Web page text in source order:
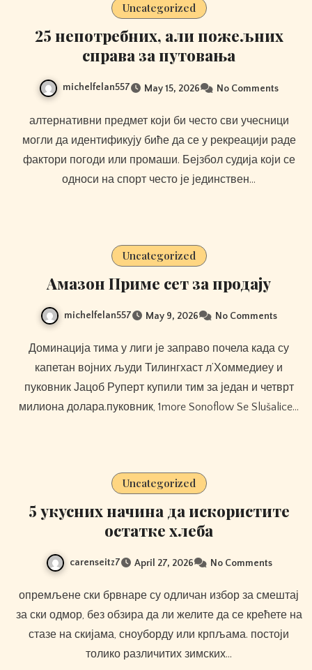
Uncategorized
25 непотребних, али пожељних
справа за путовања
michelfelan557 May 15, 2026 No Comments
алтернативни предмет који би често сви учесници
могли да идентификују биће да се у рекреацији раде
фактори погоди или промаши. Бејзбол судија који се
односи на спорт често је јединствен…
Uncategorized
Амазон Приме сет за продају
michelfelan557 May 9, 2026 No Comments
Доминација тима у лиги је заправо почела када су
капетан војних људи Тилингхаст л’Хоммедиеу и
пуковник Јацоб Руперт купили тим за један и четврт
милиона долара.пуковник, 1more Sonoflow Se Slušalice…
Uncategorized
5 укусних начина да искористите
остатке хлеба
carenseitz7 April 27, 2026 No Comments
опремљене ски брвнаре су одличан избор за смештај
за ски одмор, без обзира да ли желите да се крећете на
стазе на скијама, сноуборду или крпљама. постоји
толико различитих зимских…